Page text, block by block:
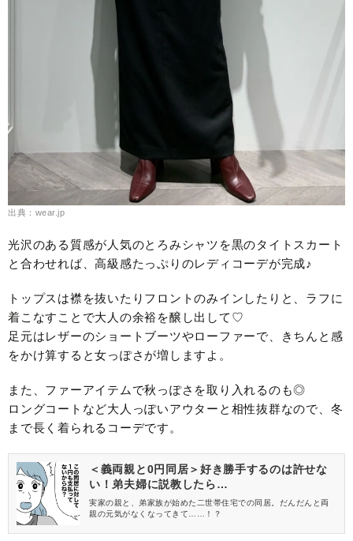
出典：wear.jp
光沢のある質感が人気のとろみシャツを黒のタイトスカート
と合わせれば、高級感たっぷりのレディコーデが完成♪
トップスは襟を抜いたりフロントのみインしたりと、ラフに
着こなすことで大人の余裕を醸し出して♡
足元はレザーのショートブーツやローファーで、きちんと感
をかけ算すると女っぽさが増しますよ。
また、ファーアイテムで秋っぽさを取り入れるのも◎
ロングコートなど大人っぽいアウターと相性抜群なので、冬
まで長く着られるコーデです。
＜義両親と0円同居＞好き勝手するのは許せな
い！弟夫婦に説教したら…
実家の親と、弟家族が始めた二世帯住宅での同居。だんだんと両
親の元気がなくなってきて……！？